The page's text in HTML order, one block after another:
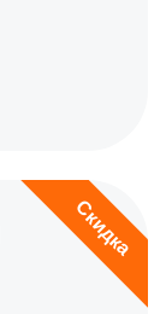
Скидка